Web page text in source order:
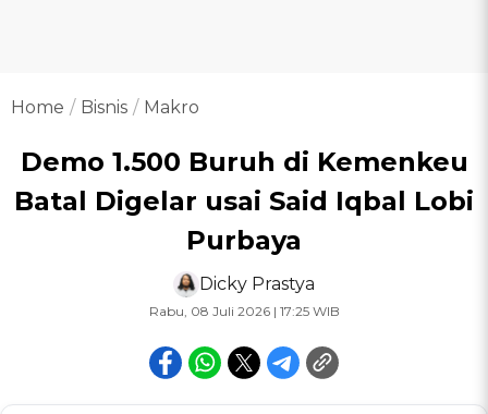
Home Bisnis Makro
Demo 1.500 Buruh di Kemenkeu
Batal Digelar usai Said Iqbal Lobi
Purbaya
Dicky Prastya
Rabu, 08 Juli 2026 | 17:25 WIB